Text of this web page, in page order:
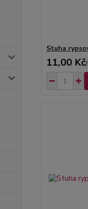
Stuha
11,00 Kč/